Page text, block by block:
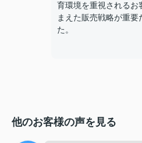
育環境を重視されるお
まえた販売戦略が重
た。
他のお客様の声を見る